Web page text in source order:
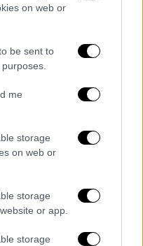
on web or
be sent to
me
storage
on web or
storage
or app.
storage
ιστορίες για τη
την τεχνολογία